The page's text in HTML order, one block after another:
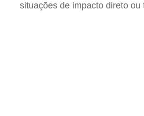
situações de impacto direto ou